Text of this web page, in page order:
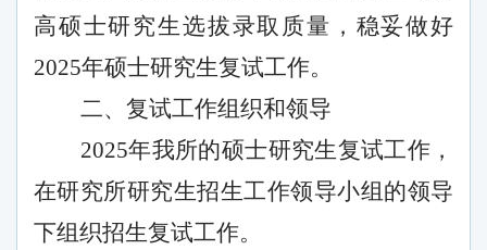
高硕士研究生选拔录取质量，稳妥做好
2025年硕士研究生复试工作。
二、复试工作组织和领导
2025年我所的硕士研究生复试工作，
在研究所研究生招生工作领导小组的领导
下组织招生复试工作。